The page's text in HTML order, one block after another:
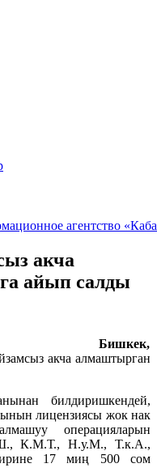
акча
айып салды
Бишкек,
акча алмаштырган
билдиришкендей,
лицензиясы жок нак
операцияларын
К.М.Т., Н.у.М., Т.к.А.,
17 миң 500 сом